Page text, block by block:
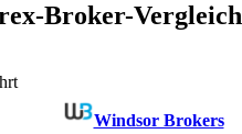
Broker-Vergleich
Windsor Brokers